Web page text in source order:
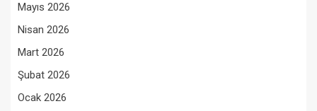
Mayıs 2026
Nisan 2026
Mart 2026
Şubat 2026
Ocak 2026